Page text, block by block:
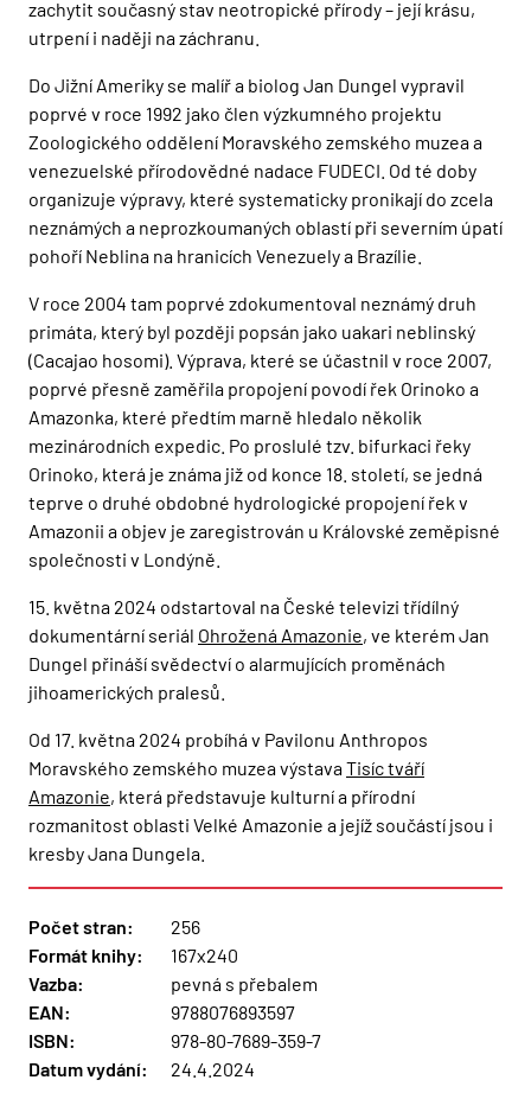
zachytit současný stav neotropické přírody – její krásu,
utrpení i naději na záchranu.
Do Jižní Ameriky se malíř a biolog Jan Dungel vypravil
poprvé v roce 1992 jako člen výzkumného projektu
Zoologického oddělení Moravského zemského muzea a
venezuelské přírodovědné nadace FUDECI. Od té doby
organizuje výpravy, které systematicky pronikají do zcela
neznámých a neprozkoumaných oblastí při severním úpatí
pohoří Neblina na hranicích Venezuely a Brazílie.
V roce 2004 tam poprvé zdokumentoval neznámý druh
primáta, který byl později popsán jako uakari neblinský
(Cacajao hosomi). Výprava, které se účastnil v roce 2007,
poprvé přesně zaměřila propojení povodí řek Orinoko a
Amazonka, které předtím marně hledalo několik
mezinárodních expedic. Po proslulé tzv. bifurkaci řeky
Orinoko, která je známa již od konce 18. století, se jedná
teprve o druhé obdobné hydrologické propojení řek v
Amazonii a objev je zaregistrován u Královské zeměpisné
společnosti v Londýně.
15. května 2024 odstartoval na České televizi třídílný
dokumentární seriál Ohrožená Amazonie, ve kterém Jan
Dungel přináší svědectví o alarmujících proměnách
jihoamerických pralesů.
Od 17. května 2024 probíhá v Pavilonu Anthropos
Moravského zemského muzea výstavaTisíc tváří
Amazonie, která představuje kulturní a přírodní
rozmanitost oblasti Velké Amazonie a jejíž součástí jsou i
kresby Jana Dungela.
Počet stran:
256
Formát knihy:
167x240
Vazba:
pevná s přebalem
EAN:
9788076893597
ISBN:
978-80-7689-359-7
Datum vydání:
24.4.2024